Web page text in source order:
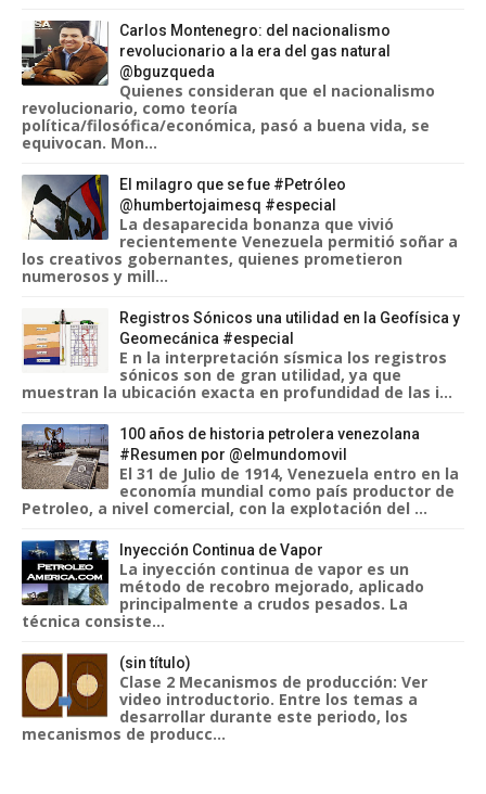
Carlos Montenegro: del nacionalismo
revolucionario a la era del gas natural
@bguzqueda
Quienes consideran que el nacionalismo
revolucionario, como teoría
política/filosófica/económica, pasó a buena vida, se
equivocan. Mon...
El milagro que se fue #Petróleo
@humbertojaimesq #especial
La desaparecida bonanza que vivió
recientemente Venezuela permitió soñar a
los creativos gobernantes, quienes prometieron
numerosos y mill...
Registros Sónicos una utilidad en la Geofísica y
Geomecánica #especial
E n la interpretación sísmica los registros
sónicos son de gran utilidad, ya que
muestran la ubicación exacta en profundidad de las i...
100 años de historia petrolera venezolana
#Resumen por @elmundomovil
El 31 de Julio de 1914, Venezuela entro en la
economía mundial como país productor de
Petroleo, a nivel comercial, con la explotación del ...
Inyección Continua de Vapor
La inyección continua de vapor es un
método de recobro mejorado, aplicado
principalmente a crudos pesados. La
técnica consiste...
(sin título)
Clase 2 Mecanismos de producción: Ver
video introductorio. Entre los temas a
desarrollar durante este periodo, los
mecanismos de producc...